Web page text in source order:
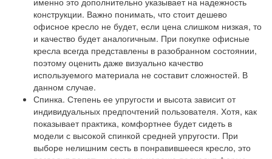
конструкции. Важно понимать, что стоит дешево
офисное кресло не будет, если цена слишком низкая, то
и качество будет аналогичным. При покупке офисные
кресла всегда представлены в разобранном состоянии,
поэтому оценить даже визуально качество
используемого материала не составит сложностей. В
данном случае.
Спинка. Степень ее упругости и высота зависит от
индивидуальных предпочтений пользователя. Хотя, как
показывает практика, комфортнее будет сидеть в
модели с высокой спинкой средней упругости. При
выборе нелишним сесть в понравившееся кресло, это